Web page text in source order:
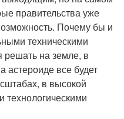
правительства уже
Почему бы и
техническими
решать на земле, в
астероиде все будет
в высокой
технологическими